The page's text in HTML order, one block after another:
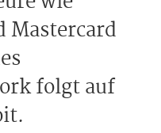
Mastercard
folgt auf